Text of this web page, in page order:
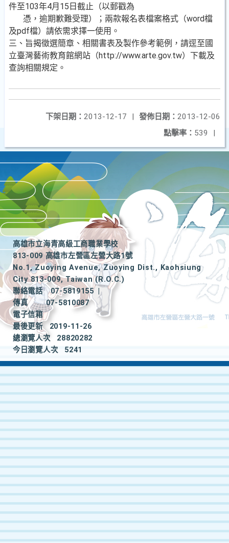
件至103年4月15日截止（以郵戳為
憑，逾期歉難受理）；兩款報名表檔案格式（word檔
及pdf檔）請依需求擇一使用。
三、旨揭徵選簡章、相關書表及製作參考範例，請逕至國
立臺灣藝術教育館網站（http://www.arte.gov.tw）下載及
查詢相關規定。
發佈日期： 2013-12-06
下架日期： 2013-12-17
|
點擊率： 539 |
高雄市立海青高級工商職業學校
813-009 高雄市左營區左營大路1號
No.1, Zuoying Avenue, Zuoying Dist., Kaohsiung
City 813-009, Taiwan (R.O.C.)
聯絡電話
07-5819155
|
傳真
07-5810087
電子信箱
最後更新
2019-11-26
總瀏覽人次
28820282
今日瀏覽人次
5241